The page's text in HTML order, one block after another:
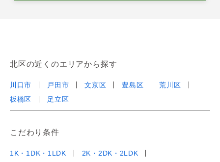
北区の近くのエリアから探す
川口市 戸田市 文京区 豊島区
荒川区
板橋区
足立区
こだわり条件
1K・1DK・1LDK
2K・2DK・2LDK